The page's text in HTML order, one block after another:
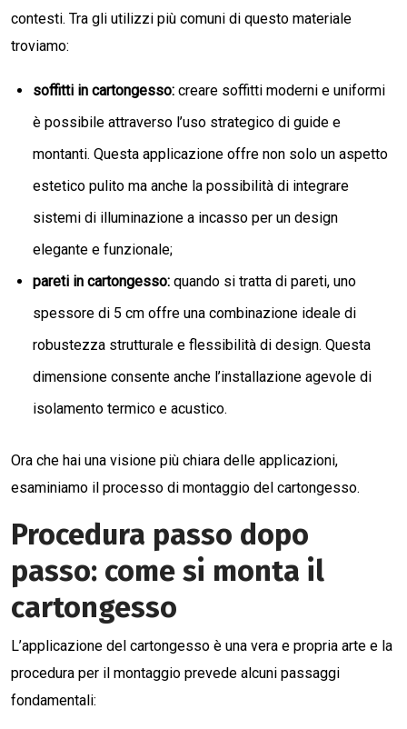
contesti. Tra gli utilizzi più comuni di questo materiale
troviamo:
soffitti in cartongesso: creare soffitti moderni e uniformi
è possibile attraverso l’uso strategico di guide e
montanti. Questa applicazione offre non solo un aspetto
estetico pulito ma anche la possibilità di integrare
sistemi di illuminazione a incasso per un design
elegante e funzionale;
pareti in cartongesso:quando si tratta di pareti, uno
spessore di 5 cm offre una combinazione ideale di
robustezza strutturale e flessibilità di design. Questa
dimensione consente anche l’installazione agevole di
isolamento termico e acustico.
Ora che hai una visione più chiara delle applicazioni,
esaminiamo il processo di montaggio del cartongesso.
Procedura passo dopo
passo: come si monta il
cartongesso
L’applicazione del cartongesso è una vera e propria arte e la
procedura per il montaggio prevede alcuni passaggi
fondamentali: